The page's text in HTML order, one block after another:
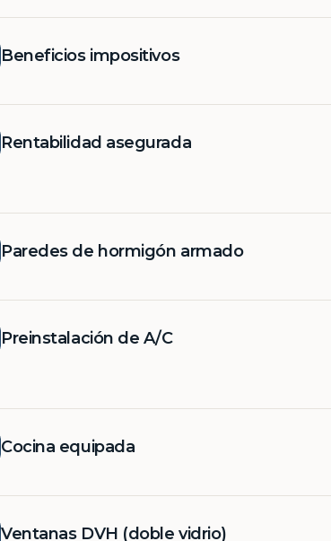
Beneficios impositivos
Rentabilidad asegurada
Paredes de hormigón armado
Preinstalación de A/C
Cocina equipada
Ventanas DVH (doble vidrio)